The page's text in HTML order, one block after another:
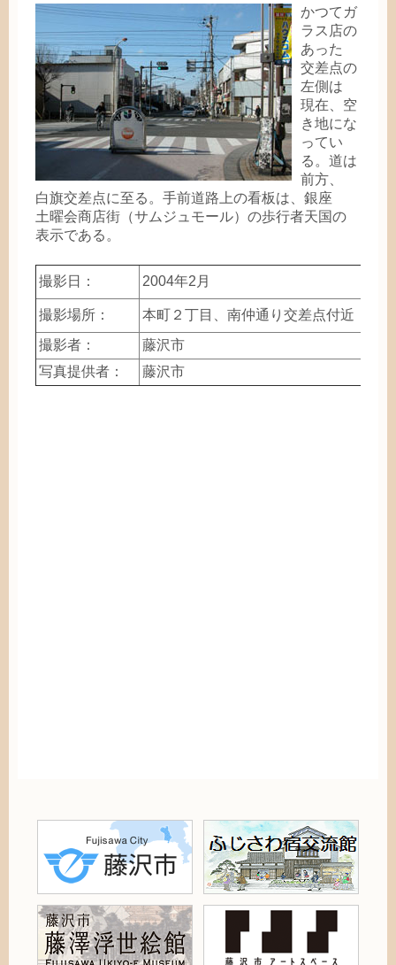
かつてガ
ラス 店の
あった
交差点の
左側 は
現在、 空
き地にな
ってい
る。 道は
前方、
白旗交差点に至 る。 手前道路上の看板は、 銀座
土曜会商店街 （サムジュモール）の歩行者天国の
表示である。
撮影 日 ： 2004年2 月
撮影場所 ： 本町 ２ 丁目 、 南仲通 り 交差点付近
撮影者 ：
藤沢市
写真提供者 ： 藤沢市